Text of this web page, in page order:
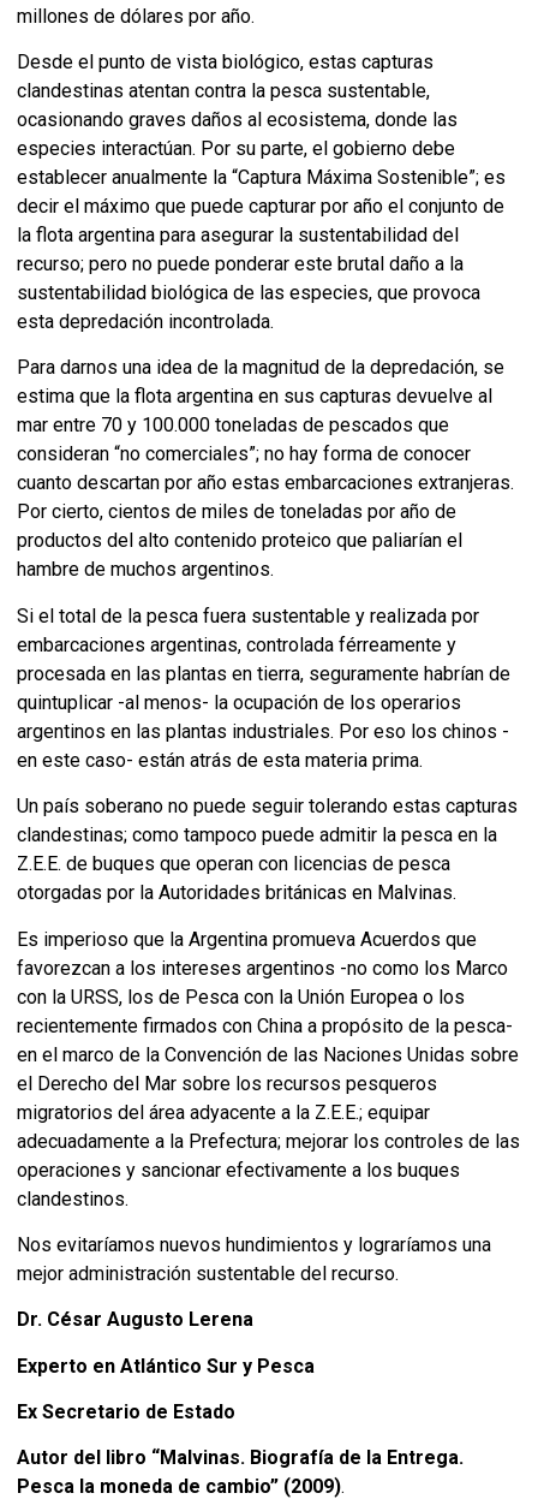
millones de dólares por año.
Desde el punto de vista biológico, estas capturas
clandestinas atentan contra la pesca sustentable,
ocasionando graves daños al ecosistema, donde las
especies interactúan. Por su parte, el gobierno debe
establecer anualmente la “Captura Máxima Sostenible”; es
decir el máximo que puede capturar por año el conjunto de
la flota argentina para asegurar la sustentabilidad del
recurso; pero no puede ponderar este brutal daño a la
sustentabilidad biológica de las especies, que provoca
esta depredación incontrolada.
Para darnos una idea de la magnitud de la depredación, se
estima que la flota argentina en sus capturas devuelve al
mar entre 70 y 100.000 toneladas de pescados que
consideran “no comerciales”; no hay forma de conocer
cuanto descartan por año estas embarcaciones extranjeras.
Por cierto, cientos de miles de toneladas por año de
productos del alto contenido proteico que paliarían el
hambre de muchos argentinos.
Si el total de la pesca fuera sustentable y realizada por
embarcaciones argentinas, controlada férreamente y
procesada en las plantas en tierra, seguramente habrían de
quintuplicar -al menos- la ocupación de los operarios
argentinos en las plantas industriales. Por eso los chinos -
en este caso- están atrás de esta materia prima.
Un país soberano no puede seguir tolerando estas capturas
clandestinas; como tampoco puede admitir la pesca en la
Z.E.E. de buques que operan con licencias de pesca
otorgadas por la Autoridades británicas en Malvinas.
Es imperioso que la Argentina promueva Acuerdos que
favorezcan a los intereses argentinos -no como los Marco
con la URSS, los de Pesca con la Unión Europea o los
recientemente firmados con China a propósito de la pesca-
en el marco de la Convención de las Naciones Unidas sobre
el Derecho del Mar sobre los recursos pesqueros
migratorios del área adyacente a la Z.E.E.; equipar
adecuadamente a la Prefectura; mejorar los controles de las
operaciones y sancionar efectivamente a los buques
clandestinos.
Nos evitaríamos nuevos hundimientos y lograríamos una
mejor administración sustentable del recurso.
Dr. César Augusto Lerena
Experto en Atlántico Sur y Pesca
Ex Secretario de Estado
Autor del libro “Malvinas. Biografía de la Entrega.
Pesca la moneda de cambio” (2009).